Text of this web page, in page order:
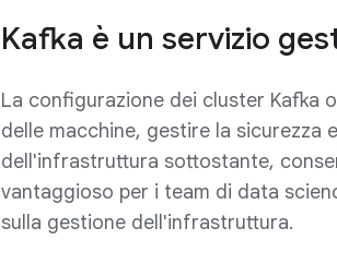
Kafka è un servizio
La configurazione dei cluster Kafka
delle macchine, gestire la
dell'infrastruttura sottostante,
vantaggioso per i team di data
sulla gestione dell'infrastruttura.